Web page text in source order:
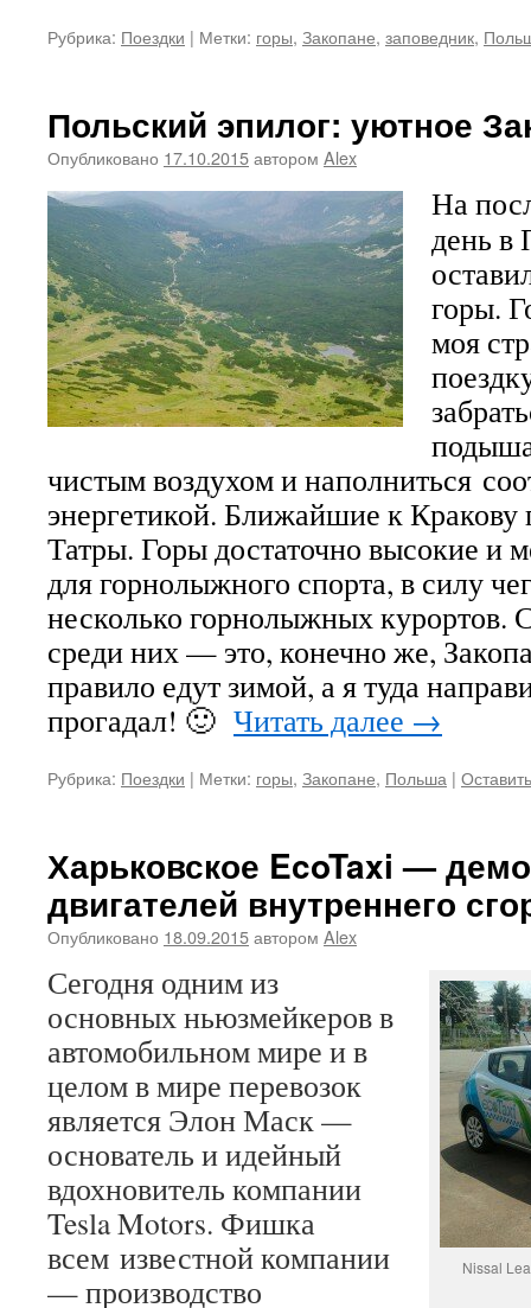
Рубрика: Поездки | Метки: горы, Закопане, заповедник,
Польский эпилог: уютное
Опубликовано 17.10.2015автором Alex
На
день в
горы.
моя
чистым воздухом и наполниться
энергетикой. Ближайшие к
Татры. Горы достаточно высокие и
для горнолыжного спорта, в силу
несколько горнолыжных курортов.
среди них — это, конечно же,
правило едут зимой, а я туда
прогадал! 🙂 Читать далее →
Рубрика: Поездки | Метки: горы, Закопане, Польша |
Харьковское EcoTaxi —
двигателей внутреннего
Опубликовано 18.09.2015автором Alex
Nissal
Сегодня одним из
основных ньюзмейкеров в
автомобильном мире и в
целом в мире перевозок
является Элон Маск —
основатель и идейный
вдохновитель компании
Tesla Motors. Фишка
всем известной компании
— производство